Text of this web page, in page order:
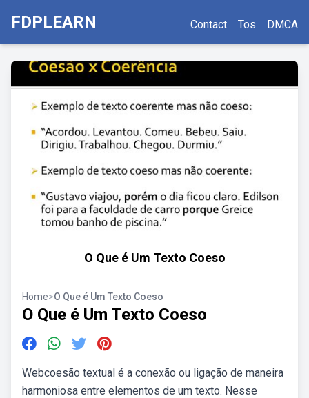
FDPLEARN Contact Tos DMCA
O Que é Um Texto Coeso
Home>O Que é Um Texto Coeso
O Que é Um Texto Coeso
Webcoesão textual é a conexão ou ligação de maneira
harmoniosa entre elementos de um texto. Nesse